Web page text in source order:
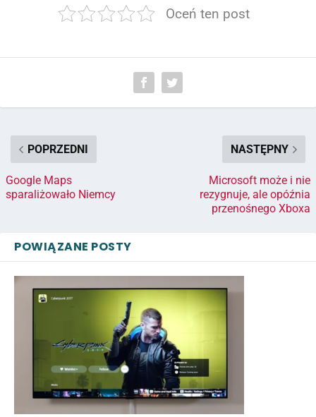
Oceń ten post
POPRZEDNI
Google Maps
sparaliżowało Niemcy
NASTĘPNY
Microsoft może i nie
rezygnuje, ale opóźnia
przenośnego Xboxa
POWIĄZANE POSTY